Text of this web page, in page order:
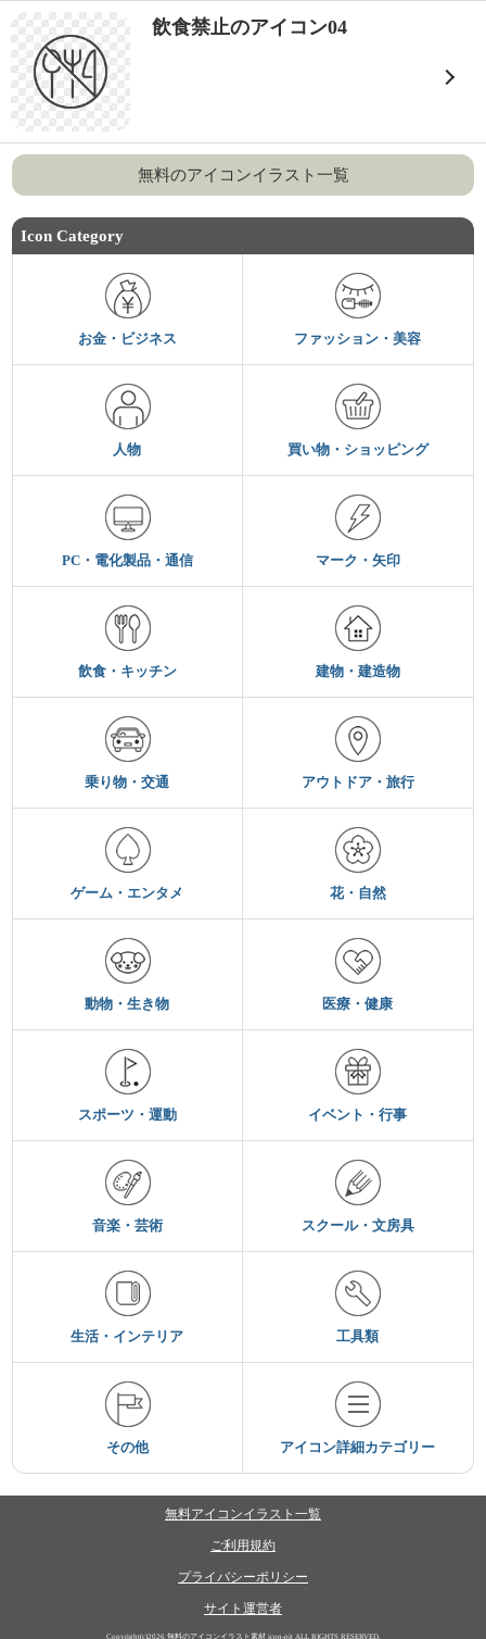
飲食禁止のアイコン04
無料のアイコンイラスト一覧
Icon Category
お金・ビジネス ファッション・美容
人物 買い物・ショッピング
PC・電化製品・通信 マーク・矢印
飲食・キッチン 建物・建造物
乗り物・交通 アウトドア・旅行
ゲーム・エンタメ 花・自然
動物・生き物 医療・健康
スポーツ・運動 イベント・行事
音楽・芸術 スクール・文房具
生活・インテリア 工具類
その他 アイコン詳細カテゴリー
無料アイコンイラスト一覧
ご利用規約
プライバシーポリシー
サイト運営者
Copyright(c)2026 無料のアイコンイラスト素材 icon-pitALL RIGHTS RESERVED.